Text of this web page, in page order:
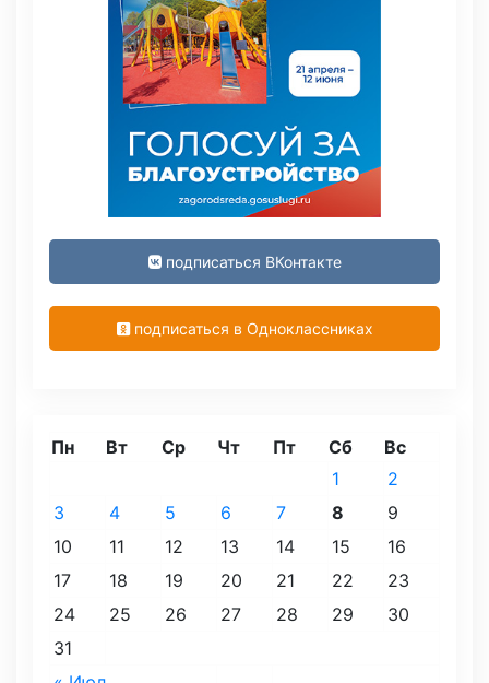
подписаться ВКонтакте
подписаться в Одноклассниках
Пн Вт Ср Чт Пт Сб Вс
1
2
3
4 5 6 7 8
9
10
11 12 13 14 15
16
17
18 19 20 21 22
23
24
25 26 27 28 29
30
31